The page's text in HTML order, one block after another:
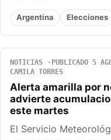
Argentina Elecciones
NOTICIAS PUBLICADO 5
CAMILA TORRES
Alerta amarilla por
advierte
este martes
El Servicio